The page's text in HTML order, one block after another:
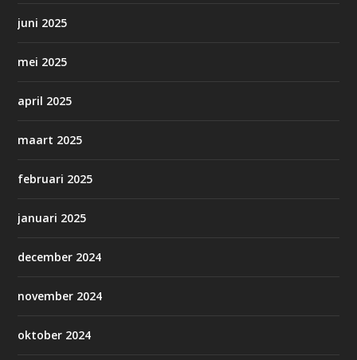
juni 2025
mei 2025
april 2025
maart 2025
februari 2025
januari 2025
december 2024
november 2024
oktober 2024